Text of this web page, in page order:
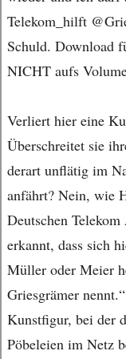
Telekom_hilft
Schuld. Download
NICHT aufs
Verliert hier eine
Überschreitet sie
derart unflätig im
anfährt? Nein, wie
Deutschen
erkannt, dass sich
Müller oder Meier
Griesgrämer
Kunstfigur, bei der
Pöbeleien im Netz